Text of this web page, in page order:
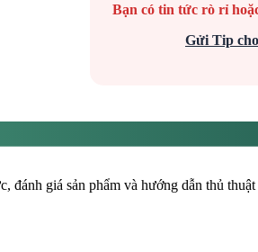
Bạn có tin tức rò rỉ
Gửi Tip
đánh giá sản phẩm và hướng dẫn thủ